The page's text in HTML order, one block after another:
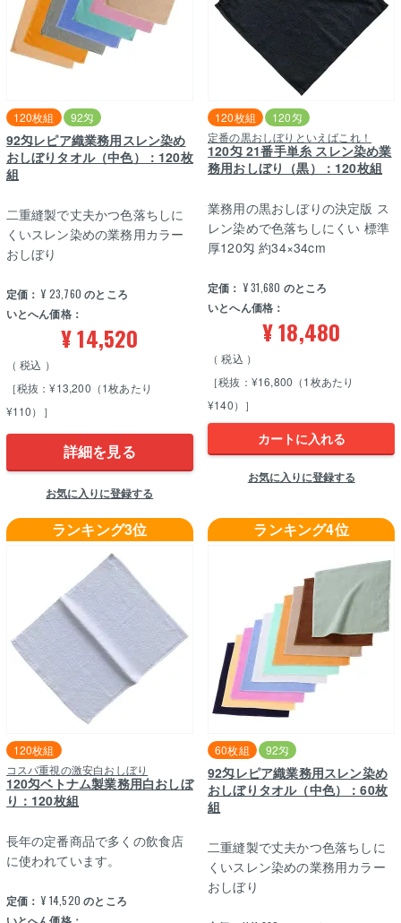
92匁レピア織業務用スレン染め
おしぼりタオル（中色）：120枚
組
120枚組 92匁
定価： ¥ 23,760 のところ
いとへん価格：
¥14,520
税込
［税抜：¥13,200（1枚あたり
¥110）］
二重縫製で丈夫かつ色落ちしに
くいスレン染めの業務用カラー
おしぼり
詳細を見る
お気に入りに登録する
定番の黒おしぼりといえばこれ！
120匁 21番手単糸 スレン染め業
務用おしぼり（黒）：120枚組
120枚組 120匁
定価： ¥31,680 のところ
いとへん価格：
¥18,480
税込
［税抜：¥16,800（1枚あたり
¥140）］
業務用の黒おしぼりの決定版 ス
レン染めで色落ちしにくい 標準
厚120匁 約34×34cm
カートに入れる
お気に入りに登録する
ランキング3位
コスパ重視の激安白おしぼり
120匁ベトナム製業務用白おしぼ
り：120枚組
120枚組
定価： ¥ 14,520 のところ
長年の定番商品で多くの飲食店
に使われています。
ランキング4位
92匁レピア織業務用スレン染め
おしぼりタオル（中色）：60枚
組
60枚組 92匁
二重縫製で丈夫かつ色落ちしに
くいスレン染めの業務用カラー
おしぼり